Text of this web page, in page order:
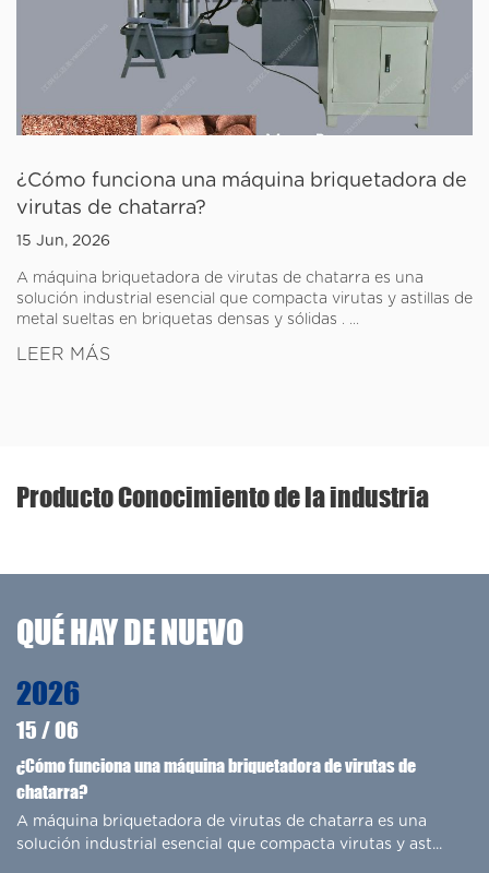
¿Cómo funciona una máquina briquetadora de
virutas de chatarra?
15 Jun, 2026
A máquina briquetadora de virutas de chatarra es una
solución industrial esencial que compacta virutas y astillas de
metal sueltas en briquetas densas y sólidas . ...
LEER MÁS
Producto Conocimiento de la industria
QUÉ HAY DE NUEVO
2026
08/
¿Cómo maximiza una máquina empacadora de chatarra
hidráulica sus ganancias de reciclaje?
el empacadora hidráulica de chatarra Es el equipo central
indispensable en la moderna industria del reciclaje de m...